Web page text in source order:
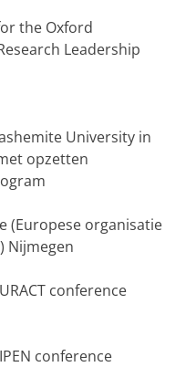
the Oxford
Leadership
University in
opzetten
(Europese organisatie
Nijmegen
conference
conference